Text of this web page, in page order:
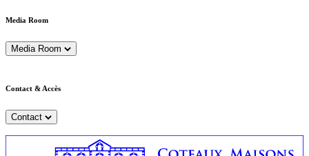
Media Room
Media Room
Contact & Accès
Contact